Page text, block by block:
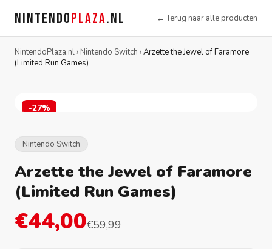
NINTENDOPLAZA.NL ← Terug naar alle producten
NintendoPlaza.nl› Nintendo Switch ›Arzette the Jewel of Faramore
(Limited Run Games)
-27%
Nintendo Switch
Arzette the Jewel of Faramore
(Limited Run Games)
€44,00€59,99